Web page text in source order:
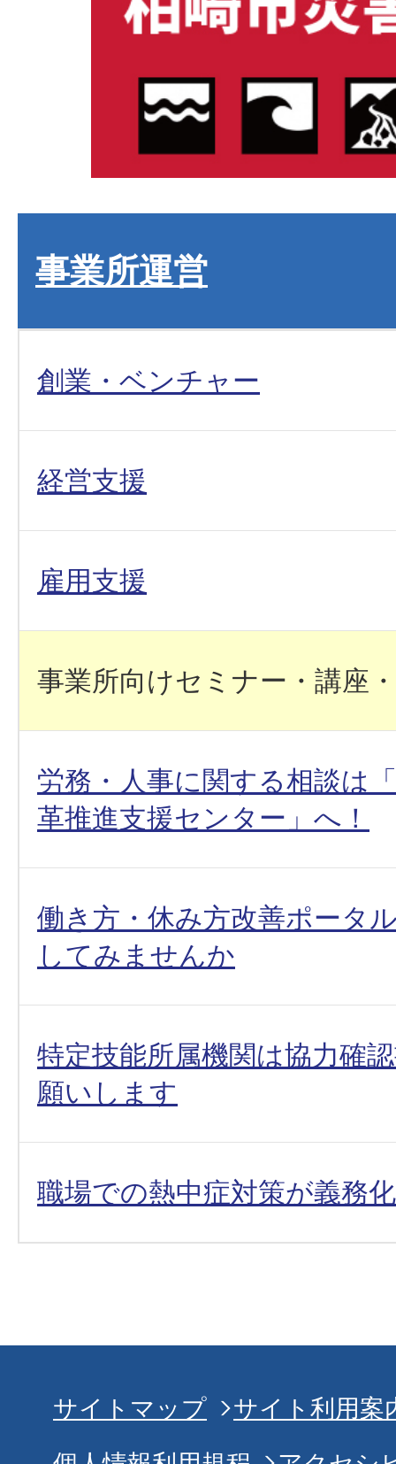
事業所運営
創業・ベンチャー
経営支援
雇用支援
事業所向けセミナー・講座
労務・人事に関する相談は
革推進支援センター」へ！
働き方・休み方改善ポータ
してみませんか
特定技能所属機関は協力確
願いします
職場での熱中症対策が義務
サイトマップ
サイト利用案